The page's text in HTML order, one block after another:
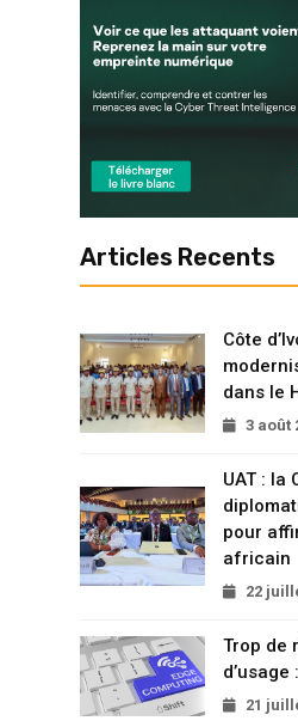
Articles Recents
Côte
dans le
3 août
UAT : la
pour
africain
22
Trop de
d’usage
21